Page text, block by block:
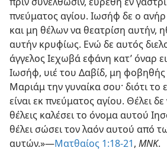
πνεύματος αγίου. Ιωσήφ δε ο
και μη θέλων να θεατρίση αυτήν,
αυτήν κρυφίως. Ενώ δε αυτός
άγγελος Ιεχωβά εφάνη κατ’ όναρ
Ιωσήφ, υιέ του Δαβίδ, μη
Μαριάμ την γυναίκα σου· διότι το
είναι εκ πνεύματος αγίου. Θέλει δε
θέλεις καλέσει το όνομα αυτού
θέλει σώσει τον λαόν αυτού από
αυτών.»—Ματθαίος 1:18-21, ΜΝΚ.